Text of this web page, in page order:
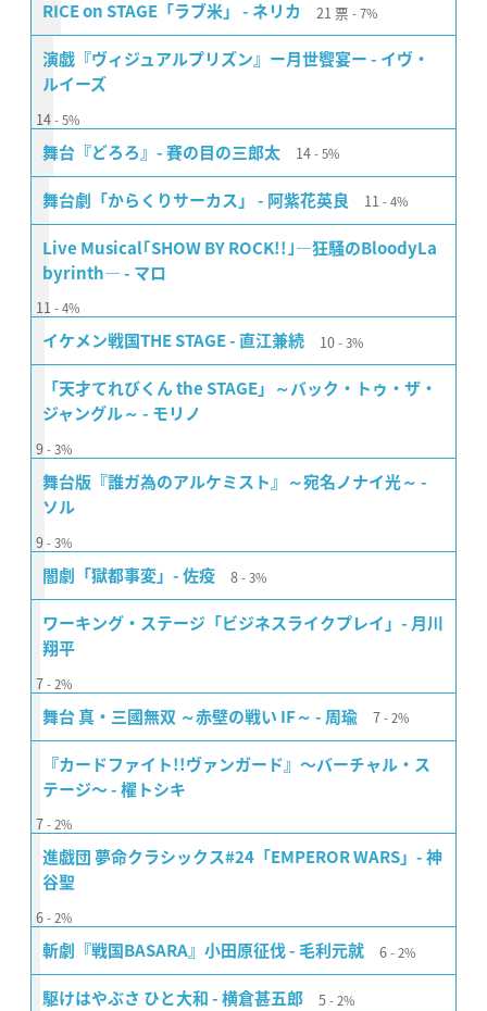
RICE on STAGE「ラブ米」 - ネリカ 21 票 7%
演戯『ヴィジュアルプリズン』ー月世饗宴ー - イヴ・
ルイーズ
14 5%
舞台『どろろ』- 賽の目の三郎太 14 5%
舞台劇「からくりサーカス」 - 阿紫花英良 11 4%
Live Musical｢SHOW BY ROCK!!｣―狂騒のBloodyLa
byrinth― - マロ
11 4%
イケメン戦国THE STAGE - 直江兼続 10 3%
「天才てれびくん the STAGE」～バック・トゥ・ザ・
ジャングル～ - モリノ
9 3%
舞台版『誰ガ為のアルケミスト』～宛名ノナイ光～ -
ソル
9 3%
闇劇「獄都事変」- 佐疫 8 3%
ワーキング・ステージ「ビジネスライクプレイ」- 月川
翔平
7 2%
舞台 真・三國無双 ～赤壁の戦い IF～ - 周瑜 7 2%
『カードファイト!!ヴァンガード』〜バーチャル・ス
テージ〜 - 櫂トシキ
7 2%
進戯団 夢命クラシックス#24「EMPEROR WARS」- 神
谷聖
6 2%
斬劇『戦国BASARA』小田原征伐 - 毛利元就 6 2%
駆けはやぶさ ひと大和 - 横倉甚五郎 5 2%